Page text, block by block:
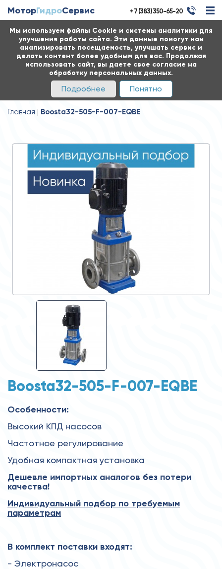
Мы используем файлы Cookie и системы аналитики для
улучшения работы сайта. Эти данные помогут нам
анализировать посещаемость, улучшать сервис и
делать контент более удобным для вас. Продолжая
использовать сайт, вы даете свое согласие на
обработку персональных данных.
Подробнее Понятно
МоторГидроСервис + 7 (383) 350-65-20
Главная Boosta32-505-F-007-EQBE
Boosta32-505-F-007-EQBE
Особенности:
Высокий КПД насосов
Частотное регулирование
Удобная компактная установка
Дешевле импортных аналогов без потери
качества!
Индивидуальный подбор по требуемым
параметрам
В комплект поставки входят:
- Электронасос